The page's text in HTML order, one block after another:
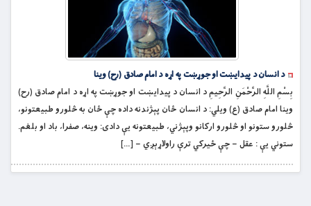
د انسان د پیدایښت او جوړښت په اړه د امام صادق (رح) وینا
بِسْمِ اللَّهِ الرَّحْمَنِ الرَّحِيمِ د انسان د پیدایښت او جوړښت په اړه د امام صادق (رح)
وینا امام صادق (ع) ویلي: د انسان ځان پېژندنه داده چې ځان به څلورو طبیعتونو،
څلورو ستونو او څلورو ارکانو وپېژني، طبیعتونه یې دادی: وینه، صفرا، باد او بلغم.
ستوني یې : عقل – چې ځیرکي ترې راولاړېږي – […]